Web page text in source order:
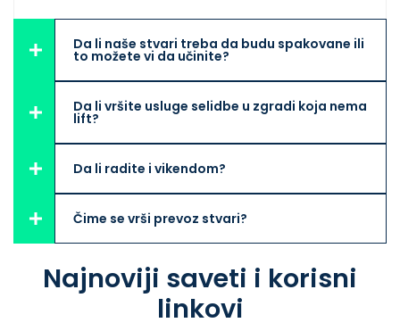
Da li naše stvari treba da budu spakovane ili
to možete vi da učinite?
Da li vršite usluge selidbe u zgradi koja nema
lift?
Da li radite i vikendom?
Čime se vrši prevoz stvari?
Najnoviji saveti i korisni
linkovi